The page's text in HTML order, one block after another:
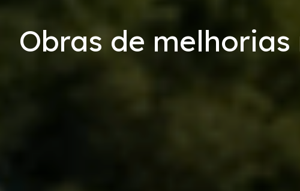
Serviços
Obras de melhorias